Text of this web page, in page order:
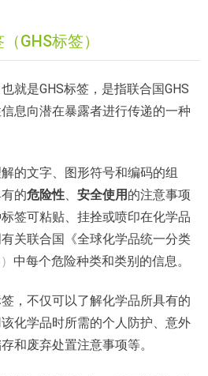
GHS标签）
就是GHS标签，是指联合国GHS
息向潜在暴露者进行传递的一种
的文字、图形符号和编码的组
的危险性、 安全使用 的注意事项
签可粘贴、挂拴或喷印在化学品
关联合国《全球化学品统一分类
中每个危险种类和类别的信息。
，不仅可以了解化学品所具有的
化学品时所需的个人防护、意外
和废弃处置注意事项等。